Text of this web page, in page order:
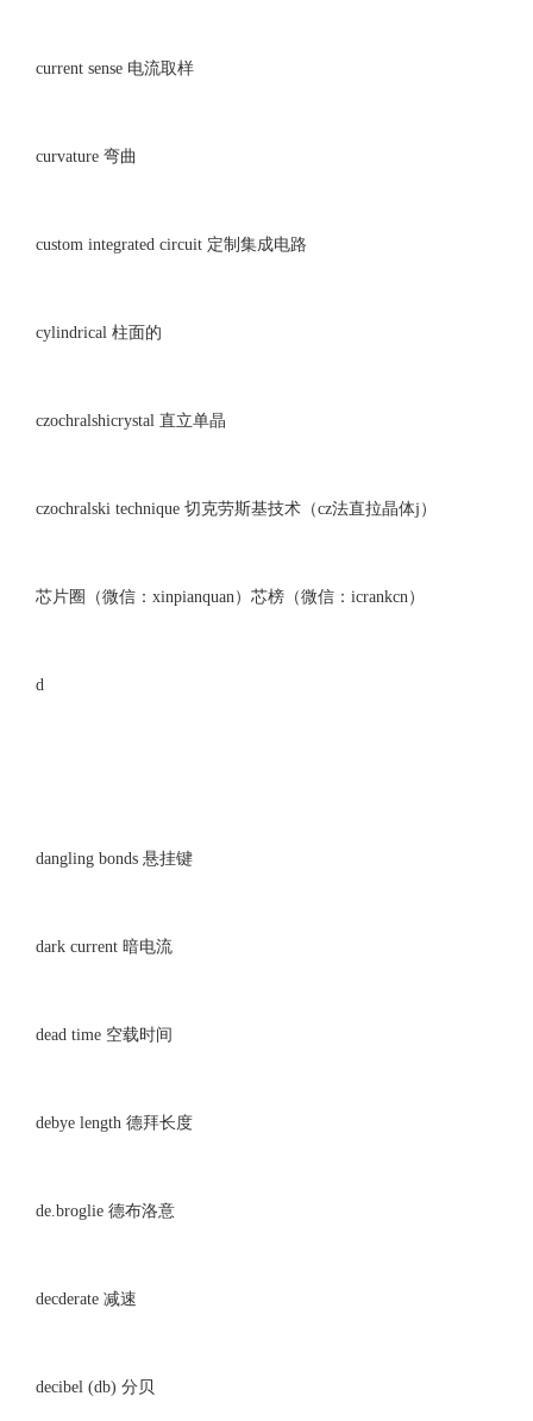
current sense 电流取样
curvature 弯曲
custom integrated circuit 定制集成电路
cylindrical 柱面的
czochralshicrystal 直立单晶
czochralski technique 切克劳斯基技术（cz法直拉晶体j）
芯片圈（微信：xinpianquan）芯榜（微信：icrankcn）
d
dangling bonds 悬挂键
dark current 暗电流
dead time 空载时间
debye length 德拜长度
de.broglie 德布洛意
decderate 减速
decibel (db) 分贝